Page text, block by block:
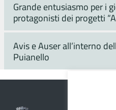
Grande entusiasmo per i
protagonisti dei progetti
Avis e Auser all’interno
Puianello